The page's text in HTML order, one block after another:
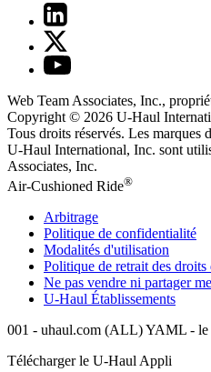
Web Team Associates, Inc.,
Copyright © 2026 U-Haul
Tous droits réservés. Les marques
U-Haul International, Inc. sont
Associates, Inc.
Air-Cushioned Ride®
Arbitrage
Politique de confidentialité
Modalités d'utilisation
Politique de retrait des droits
Ne pas vendre ni partager
U-Haul Établissements
001 - uhaul.com (ALL) YAML - le
Télécharger le U-Haul Appli